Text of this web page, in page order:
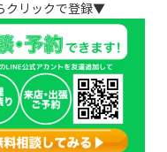
クリックで登録▼